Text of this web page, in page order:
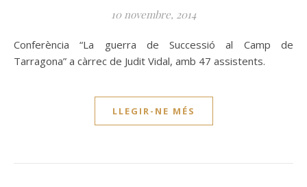
10 novembre, 2014
Conferència “La guerra de Successió al Camp de
Tarragona” a càrrec de Judit Vidal, amb 47 assistents.
LLEGIR-NE MÉS